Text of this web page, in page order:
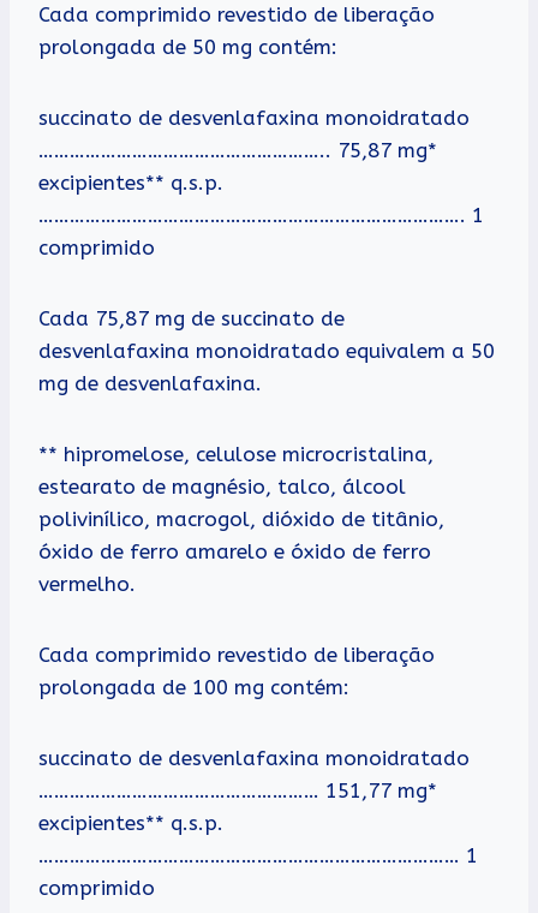
Cada comprimido revestido de liberação
prolongada de 50 mg contém:
succinato de desvenlafaxina monoidratado
……………………………………………….. 75,87 mg*
excipientes** q.s.p.
………………………………………………………………………. 1
comprimido
Cada 75,87 mg de succinato de
desvenlafaxina monoidratado equivalem a 50
mg de desvenlafaxina.
** hipromelose, celulose microcristalina,
estearato de magnésio, talco, álcool
polivinílico, macrogol, dióxido de titânio,
óxido de ferro amarelo e óxido de ferro
vermelho.
Cada comprimido revestido de liberação
prolongada de 100 mg contém:
succinato de desvenlafaxina monoidratado
……………………………………………… 151,77 mg*
excipientes** q.s.p.
……………………………………………………………………… 1
comprimido